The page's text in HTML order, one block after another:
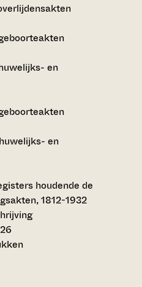
en
en
houdende de
1812-1932